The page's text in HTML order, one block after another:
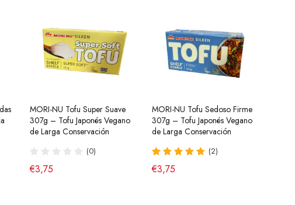
MORI-NU Tofu Super Suave
307g – Tofu Japonés Vegano
de Larga Conservación
(0)
€3,75
MORI-NU Tofu Sedoso Firme
307g – Tofu Japonés Vegano
de Larga Conservación
(2)
€3,75
Salsa para Ensalada china (Salsa
Blanca) 250g HX
Tteokbokki Pastel de Arroz
Dulce y Picante Cup Yopokki
140g Young Poong
(8)
€3,70